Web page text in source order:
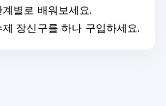
별로 배워보세요.
장신구를 하나 구입하세요.